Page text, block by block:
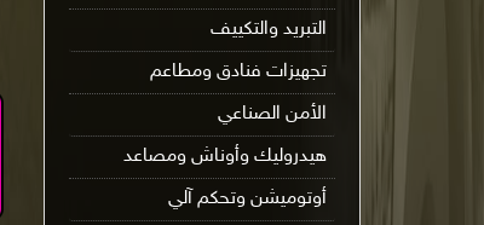
التبريد والتكييف
تجهيزات فنادق ومطاعم
الأمن الصناعي
هيدروليك وأوناش ومصاعد
أوتوميشن وتحكم آلي